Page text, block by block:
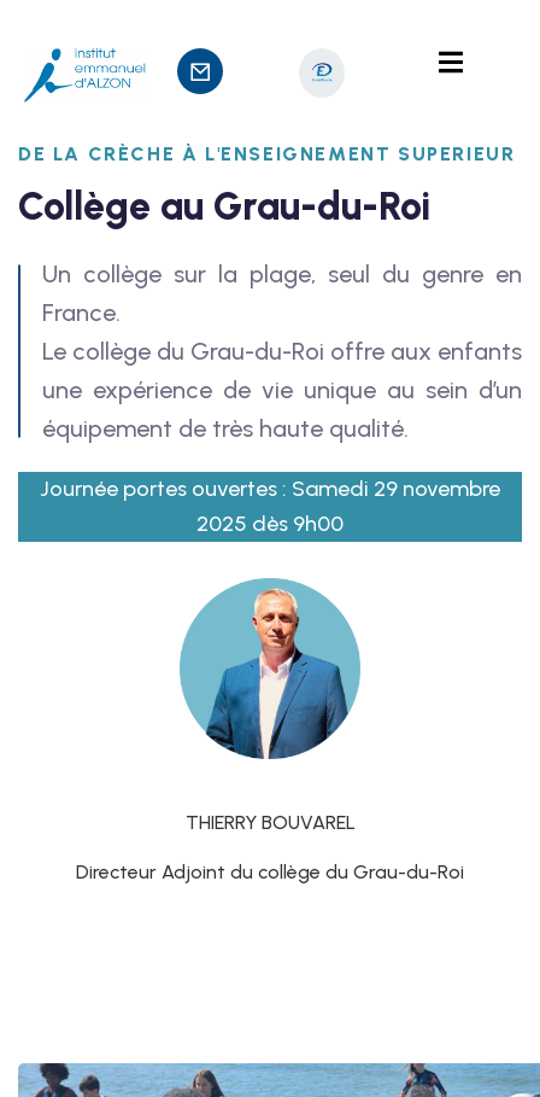
DE LA CRÈCHE À L'ENSEIGNEMENT SUPERIEUR
Collège au Grau-du-Roi
Un collège sur la plage, seul du genre en
France.
Le collège du Grau-du-Roi offre aux enfants
une expérience de vie unique au sein d’un
équipement de très haute qualité.
Journée portes ouvertes : Samedi 29 novembre
2025 dès 9h00
THIERRY BOUVAREL
Directeur Adjoint du collège du Grau-du-Roi